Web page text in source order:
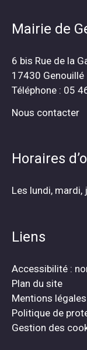
Mairie de
6 bis Rue de la
17430 Genouillé
Téléphone : 05
Nous contacter
Horaires
Les lundi,
Liens
Accessibilité :
Plan du site
Mentions légales
Politique de
Gestion des